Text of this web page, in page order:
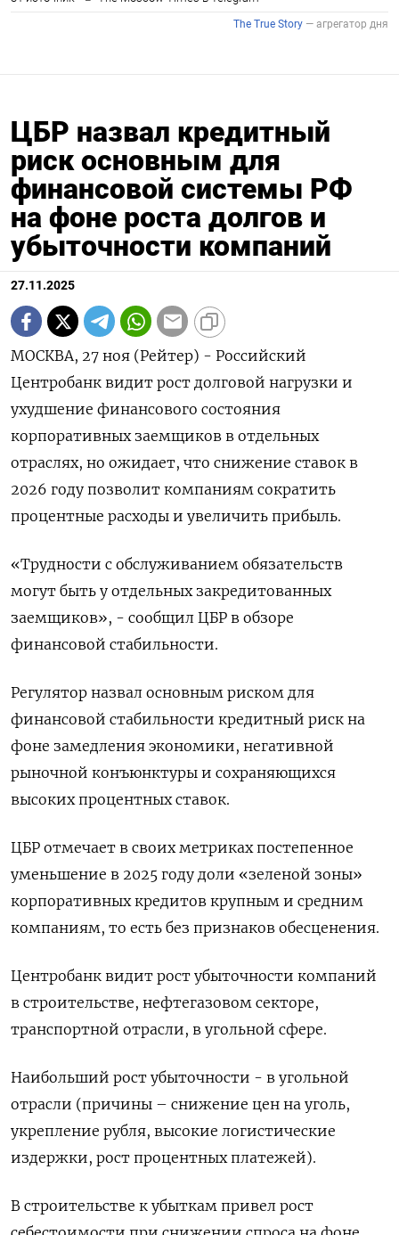
ЦБР назвал кредитный
риск основным для
финансовой системы РФ
на фоне роста долгов и
убыточности компаний
27.11.2025
МОСКВА, 27 ноя (Рейтер) - Российский
Центробанк видит рост долговой нагрузки и
ухудшение финансового состояния
корпоративных заемщиков в отдельных
отраслях, но ожидает, что снижение ставок в
2026 году позволит компаниям сократить
процентные расходы и увеличить прибыль.
«Трудности с обслуживанием обязательств
могут быть у отдельных закредитованных
заемщиков», - сообщил ЦБР в обзоре
финансовой стабильности.
Регулятор назвал основным риском для
финансовой стабильности кредитный риск на
фоне замедления экономики, негативной
рыночной конъюнктуры и сохраняющихся
высоких процентных ставок.
ЦБР отмечает в своих метриках постепенное
уменьшение в 2025 году доли «зеленой зоны»
корпоративных кредитов крупным и средним
компаниям, то есть без признаков обесценения.
Центробанк видит рост убыточности компаний
в строительстве, нефтегазовом секторе,
транспортной отрасли, в угольной сфере.
Наибольший рост убыточности - в угольной
отрасли (причины – снижение цен на уголь,
укрепление рубля, высокие логистические
издержки, рост процентных платежей).
В строительстве к убыткам привел рост